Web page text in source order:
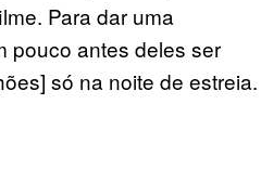
Para dar uma
pouco antes deles ser
só na noite de estreia.